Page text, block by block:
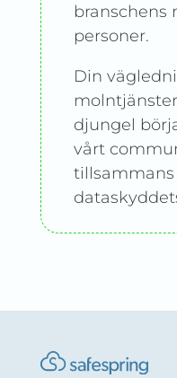
branschens
personer.
Din
djungel
vårt
tillsammans